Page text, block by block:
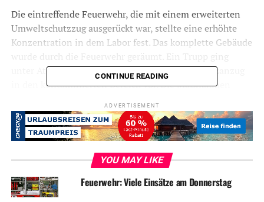
Die eintreffende Feuerwehr, die mit einem erweiterten
Umweltschutzzug ausgerückt war, stellte eine erhöhte
Konzentration in dem Labor fest. Das komplette Gebäude
unter Atemschutz mit einem Chemiekalienschutzanzug
in den kontaminierten Bereich vor. Die Maßnahmen
Mindeststandards bei Chemieunfällen definiert.
CONTINUE READING
ADVERTISEMENT
YOU MAY LIKE
Feuerwehr: Viele Einsätze am Donnerstag